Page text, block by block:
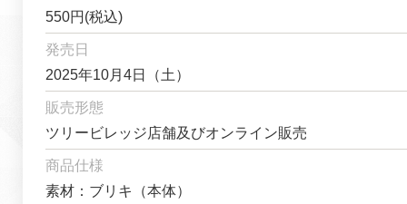
550円(税込)
発売日
2025年10月4日（土）
販売形態
ツリービレッジ店舗及びオンライン販売
商品仕様
素材：ブリキ（本体）